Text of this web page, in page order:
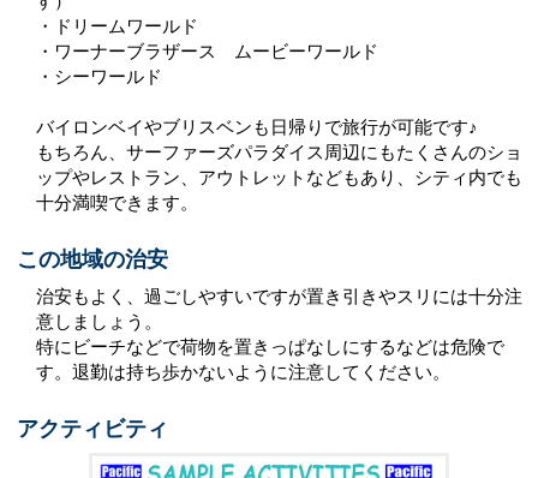
・ドリームワールド
・ワーナーブラザース ムービーワールド
・シーワールド
バイロンベイやブリスベンも日帰りで旅行が可能です♪
もちろん、サーファーズパラダイス周辺にもたくさんのショ
ップやレストラン、アウトレットなどもあり、シティ内でも
十分満喫できます。
この地域の治安
治安もよく、過ごしやすいですが置き引きやスリには十分注
意しましょう。
特にビーチなどで荷物を置きっぱなしにするなどは危険で
す。退勤は持ち歩かないように注意してください。
アクティビティ